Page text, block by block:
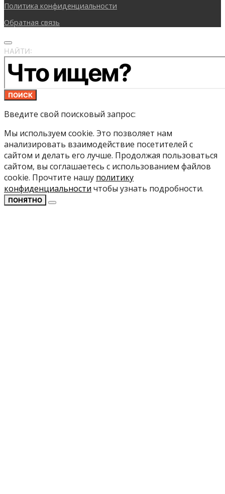
Политика конфиденциальности
Обратная связь
НАЙТИ:
ПОИСК
Введите свой поисковый запрос:
Мы используем cookie. Это позволяет нам
анализировать взаимодействие посетителей с
сайтом и делать его лучше. Продолжая пользоваться
сайтом, вы соглашаетесь с использованием файлов
cookie. Прочтите нашу политику
конфиденциальности чтобы узнать подробности.
ПОНЯТНО